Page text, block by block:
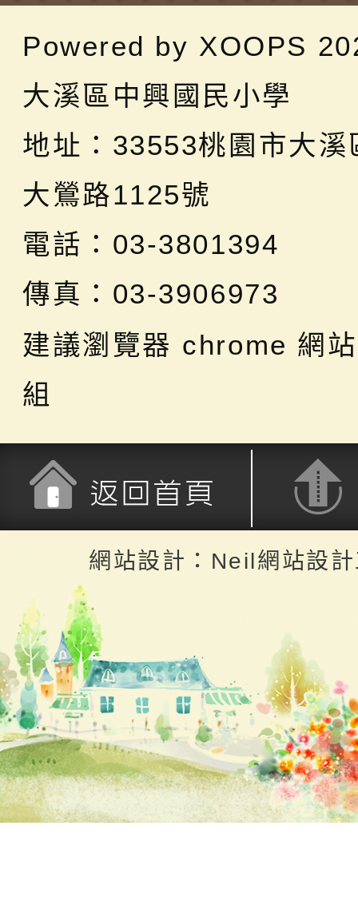
Powered by XOOPS
大溪區中興國民小學
地址： 33553桃園市大溪
大鶯路1125號
電話：03-3801394
傳真：03-3906973
建議瀏覽器 chrome 網
組
返回頂端
網站設計：Neil網站設